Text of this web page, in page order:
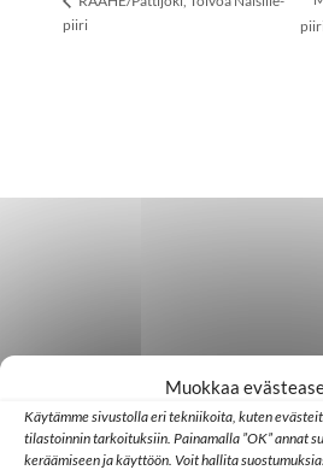
Muokkaa
Käytämme sivustolla eri tekniikoita, kuten
tilastoinnin tarkoituksiin. Painamalla ”OK” annat
keräämiseen ja käyttöön. Voit hallita
piiri